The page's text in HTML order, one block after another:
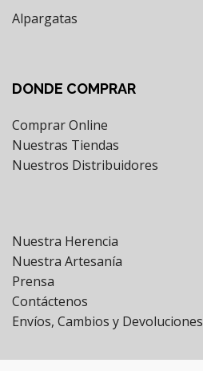
Alpargatas
DONDE COMPRAR
Comprar Online
Nuestras Tiendas
Nuestros Distribuidores
Nuestra Herencia
Nuestra Artesanía
Prensa
Contáctenos
Envíos, Cambios y Devoluciones